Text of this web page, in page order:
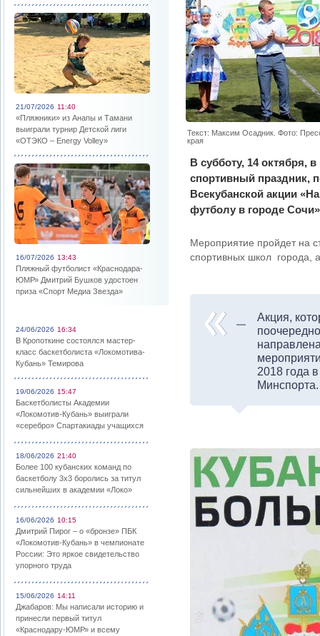
21/07/2026 11:40
«Пляжники» из Анапы и Тамани
выиграли турнир Детской лиги
«ОТЭКО – Energy Volley»
16/07/2026 13:43
Пляжный футболист «Краснодара-
ЮМР» Дмитрий Бушков удостоен
приза «Спорт Медиа Звезда»
24/06/2026 16:34
В Кропоткине состоялся мастер-
класс баскетболиста «Локомотива-
Кубань» Темирова
19/06/2026 15:47
Баскетболисты Академии
«Локомотив-Кубань» выиграли
«серебро» Спартакиады учащихся
18/06/2026 21:40
Более 100 кубанских команд по
баскетболу 3х3 боролись за титул
сильнейших в академии «Локо»
16/06/2026 10:15
Дмитрий Пирог – о «бронзе» ПБК
«Локомотив-Кубань» в чемпионате
России: Это яркое свидетельство
упорного труда
15/06/2026 14:11
Джабаров: Мы написали историю и
принесли первый титул
«Краснодару-ЮМР» и всему
Текст: Максим Осадник. Фото:
края
В субботу, 14 октября,
спортивный праздник,
Всекубанской акции
футболу в городе
Мероприятие пройдет на
спортивных школ города,
Акция,
2018 года
Минспорта.